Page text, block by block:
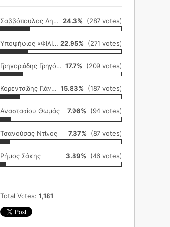
Σαββόπουλος Δημήτρης 24.3% (287 votes)
Υποψήφιος «ΦΙΛΙΚΗ ΕΤΑΙΡΕΙΑ» 22.95% (271 votes)
Γρηγοριάδης Γρηγόρης 17.7% (209 votes)
Κορεντσίδης Γιάννης 15.83% (187 votes)
Αναστασίου Θωμάς 7.96% (94 votes)
Τσανούσας Ντίνος 7.37% (87 votes)
Ρήμος Σάκης 3.89% (46 votes)
Total Votes: 1,181